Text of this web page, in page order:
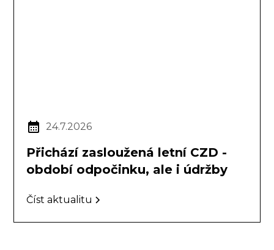
24.7.2026
Přichází zasloužená letní CZD -
období odpočinku, ale i údržby
Číst aktualitu